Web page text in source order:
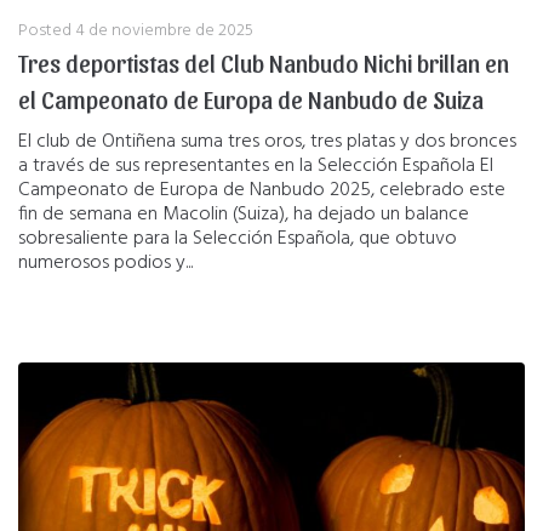
Posted 4 de noviembre de 2025
Tres deportistas del Club Nanbudo Nichi brillan en
el Campeonato de Europa de Nanbudo de Suiza
El club de Ontiñena suma tres oros, tres platas y dos bronces
a través de sus representantes en la Selección Española El
Campeonato de Europa de Nanbudo 2025, celebrado este
fin de semana en Macolin (Suiza), ha dejado un balance
sobresaliente para la Selección Española, que obtuvo
numerosos podios y...